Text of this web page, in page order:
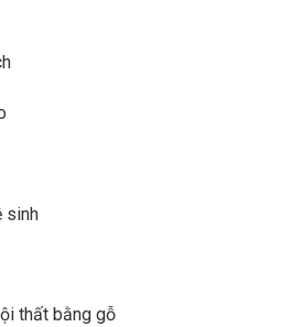
sinh
thất bằng gỗ